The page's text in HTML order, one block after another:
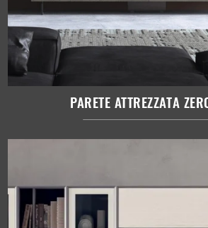
PARETE ATTREZZATA